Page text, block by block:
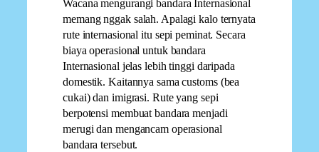
Wacana mengurangi bandara Internasional
memang nggak salah. Apalagi kalo ternyata
rute internasional itu sepi peminat. Secara
biaya operasional untuk bandara
Internasional jelas lebih tinggi daripada
domestik. Kaitannya sama customs (bea
cukai) dan imigrasi. Rute yang sepi
berpotensi membuat bandara menjadi
merugi dan mengancam operasional
bandara tersebut.